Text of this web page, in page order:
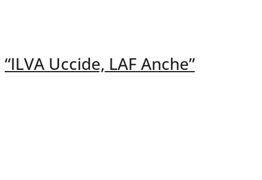
“ILVA Uccide, LAF Anche”